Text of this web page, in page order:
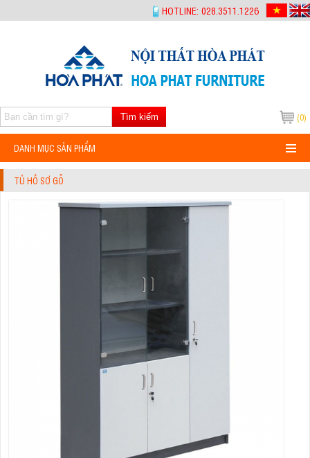
HOTLINE: 028.3511.1226
(0)
Tìm kiếm
DANH MỤC SẢN PHẨM
TỦ HỒ SƠ GỖ